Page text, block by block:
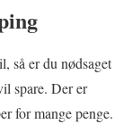
så er du nødsaget
spare. Der er
for mange penge.